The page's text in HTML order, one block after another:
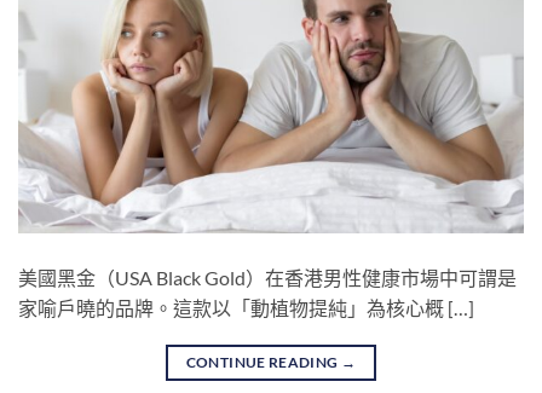
美國黑金（USA Black Gold）在香港男性健康市場中可謂是
家喻戶曉的品牌。這款以「動植物提純」為核心概 […]
CONTINUE READING →